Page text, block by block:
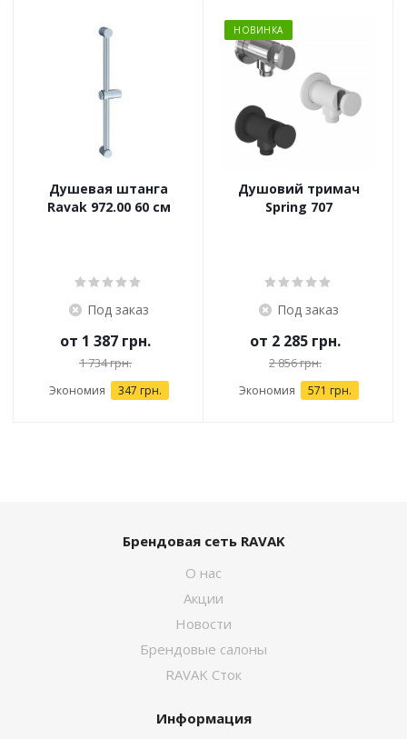
Душевая штанга
Ravak 972.00 60 см
Под заказ
от 1 387 грн.
1 734 грн.
Экономия 347 грн.
НОВИНКА
Душовий тримач
Spring 707
Под заказ
от 2 285 грн.
2 856 грн.
Экономия 571 грн.
Брендовая сеть RAVAK
О нас
Акции
Новости
Брендовые салоны
RAVAK Сток
Информация